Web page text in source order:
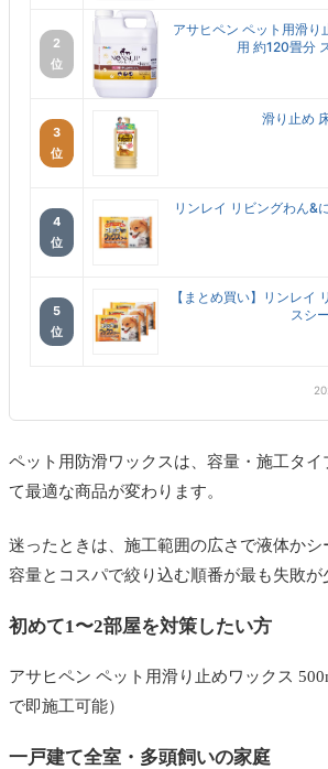
2
位
アサヒペン ペット用滑り
用 約120畳分
3
位
滑り止め
4
位
リンレイ リビングわん&
5
位
【まとめ買い】リンレイ
スシ
ペット用防滑ワックスは、容量・施工タイ
て最適な商品が変わります。
迷ったときは、施工範囲の広さで液体かシ
容量とコスパで絞り込む順番が最も失敗が
初めて1〜2部屋を対策したい方
アサヒペン ペット用滑り止めワックス
で即施工可能）
一戸建て全室・多頭飼いの家庭